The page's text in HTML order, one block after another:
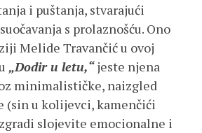
i puštanja, stvarajući
s prolaznošću. Ono
Melide Travančić u ovoj
„Dodir u letu,“jeste njena
minimalističke, naizgled
(sin u kolijevci, kamenčići
slojevite emocionalne i